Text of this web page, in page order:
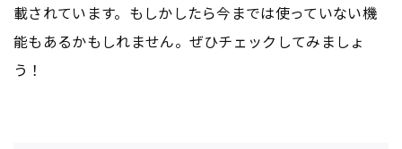
載されています。もしかしたら今までは使っていない機
能もあるかもしれません。ぜひチェックしてみましょ
う！